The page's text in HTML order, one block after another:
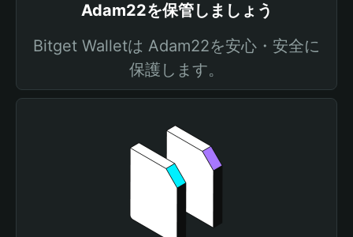
Adam22を保管しましょう
Bitget Walletは Adam22を安心・安全に
保護します。